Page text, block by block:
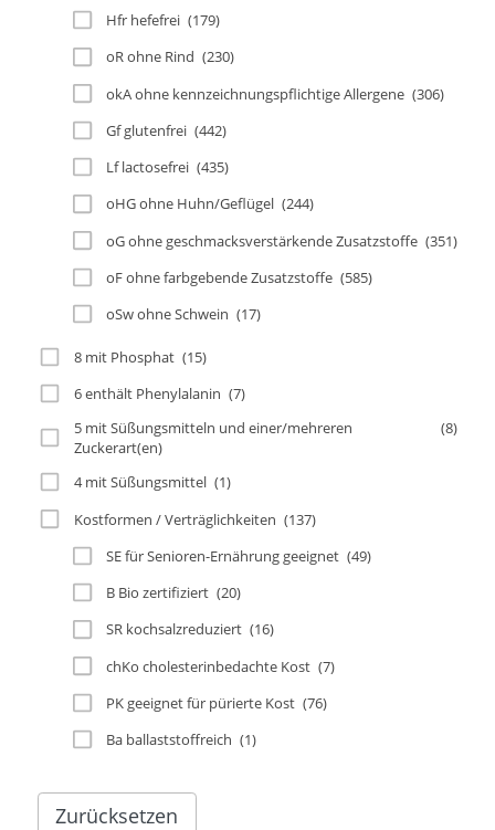
Hfr hefefrei (179)
oR ohne Rind (230)
okA ohne kennzeichnungspflichtige Allergene (306)
Gf glutenfrei (442)
Lf lactosefrei (435)
oHG ohne Huhn/Geflügel (244)
oG ohne geschmacksverstärkende Zusatzstoffe (351)
oF ohne farbgebende Zusatzstoffe (585)
oSw ohne Schwein (17)
8 mit Phosphat (15)
6 enthält Phenylalanin (7)
5 mit Süßungsmitteln und einer/mehreren
Zuckerart(en)
(8)
4 mit Süßungsmittel (1)
Kostformen / Verträglichkeiten (137)
SE für Senioren-Ernährung geeignet (49)
B Bio zertifiziert (20)
SR kochsalzreduziert (16)
chKo cholesterinbedachte Kost (7)
PK geeignet für pürierte Kost (76)
Ba ballaststoffreich (1)
Zurücksetzen